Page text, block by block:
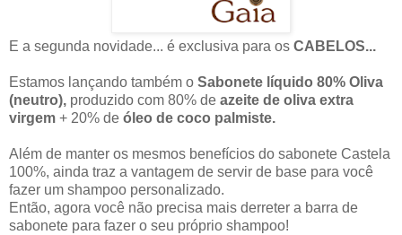
E a segunda novidade... é exclusiva para os CABELOS...
Estamos lançando também o Sabonete líquido 80% Oliva
(neutro), produzido com 80% de azeite de oliva extra
virgem + 20% de óleo de coco palmiste.
Além de manter os mesmos benefícios do sabonete Castela
100%, ainda traz a vantagem de servir de base para você
fazer um shampoo personalizado.
Então, agora você não precisa mais derreter a barra de
sabonete para fazer o seu próprio shampoo!